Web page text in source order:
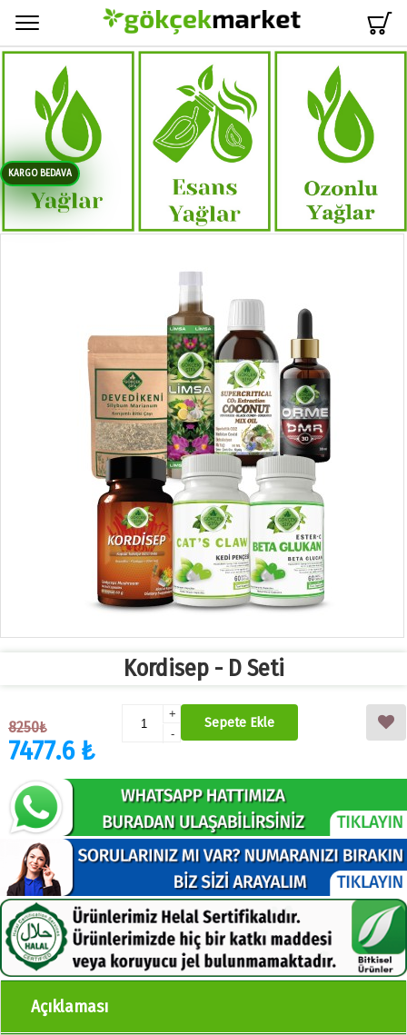
KARGO BEDAVA
Kordisep - D Seti
8250₺
7477.6 ₺
+
-
Sepete Ekle
Açıklaması